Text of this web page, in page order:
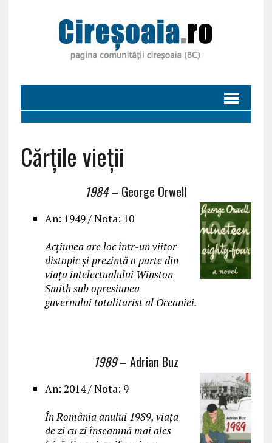
Cărțile vieții
1984– George Orwell
An: 1949 / Nota: 10
Acțiunea are loc într-un viitor
distopic și prezintă o parte din
viața intelectualului Winston
Smith sub opresiunea
guvernului totalitarist al Oceaniei.
1989– Adrian Buz
An: 2014 / Nota: 9
În România anului 1989, viața
de zi cu zi înseamnă mai ales